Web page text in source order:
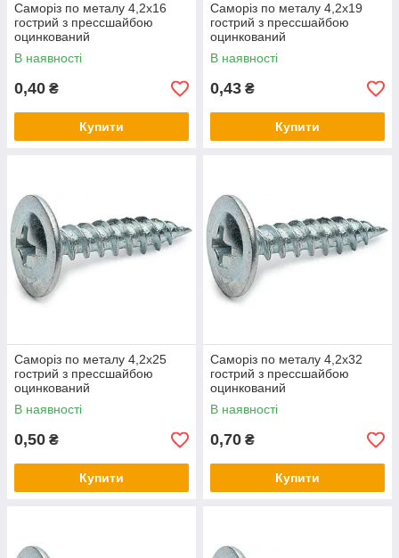
Саморіз по металу 4,2х16
гострий з прессшайбою
оцинкований
В наявності
0,40 ₴
Купити
Саморіз по металу 4,2х19
гострий з прессшайбою
оцинкований
В наявності
0,43 ₴
Купити
Саморіз по металу 4,2х25
гострий з прессшайбою
оцинкований
В наявності
0,50 ₴
Купити
Саморіз по металу 4,2х32
гострий з прессшайбою
оцинкований
В наявності
0,70 ₴
Купити